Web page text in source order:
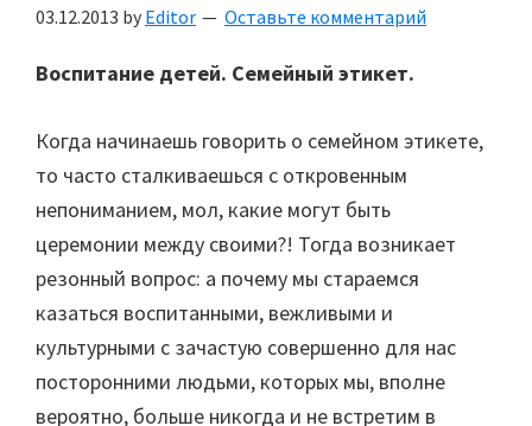
03.12.2013 by Editor Оставьте комментарий
Воспитание детей. Семейный этикет.
Когда начинаешь говорить о семейном этикете,
то часто сталкиваешься с откровенным
непониманием, мол, какие могут быть
церемонии между своими?! Тогда возникает
резонный вопрос: а почему мы стараемся
казаться воспитанными, вежливыми и
культурными с зачастую совершенно для нас
посторонними людьми, которых мы, вполне
вероятно, больше никогда и не встретим в